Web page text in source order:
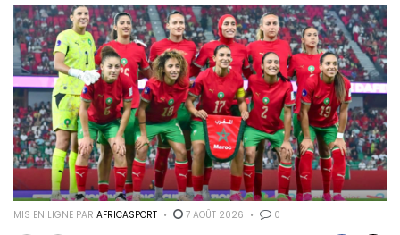
MIS EN LIGNE PAR AFRICASPORT 7 AOÛT 2026 0